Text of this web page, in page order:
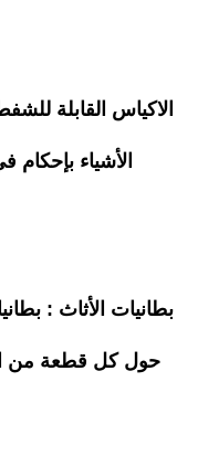
الاكياس القابلة
الأشياء بإحكام
بطانيات الأثاث :
حول كل قطعة من